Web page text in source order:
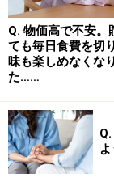
Q. 物価高で不安。
ても毎日食費を切
味も楽しめなくな
た……